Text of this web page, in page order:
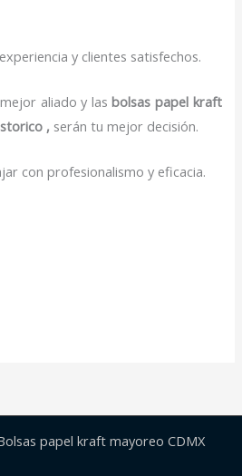
y clientes satisfechos.
aliado y lasbolsas papel kraft
, serán tu mejor decisión.
con profesionalismo y eficacia.
papel kraft mayoreo CDMX